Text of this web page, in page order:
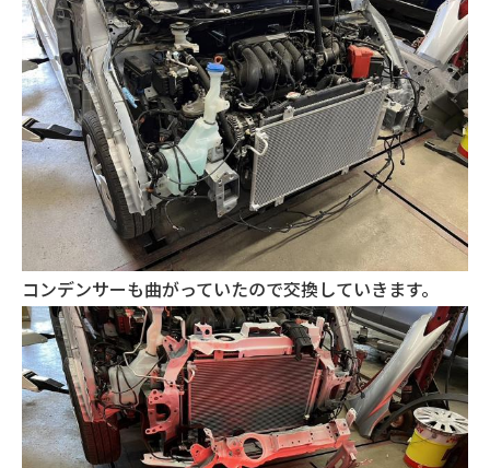
コンデンサーも曲がっていたので交換していきます。